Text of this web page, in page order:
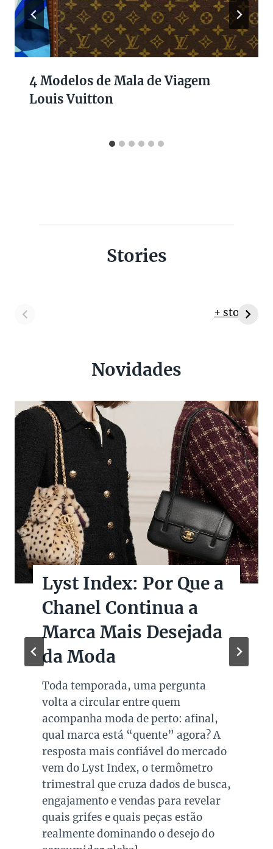
4 Modelos de Mala de Viagem
Louis Vuitton
Stories
+ stories
Novidades
Lyst Index: Por Que a
Chanel Continua a
Marca Mais Desejada
da Moda
Toda temporada, uma pergunta
volta a circular entre quem
acompanha moda de perto: afinal,
qual marca está “quente” agora? A
resposta mais confiável do mercado
vem do Lyst Index, o termômetro
trimestral que cruza dados de busca,
engajamento e vendas para revelar
quais grifes e quais peças estão
realmente dominando o desejo do